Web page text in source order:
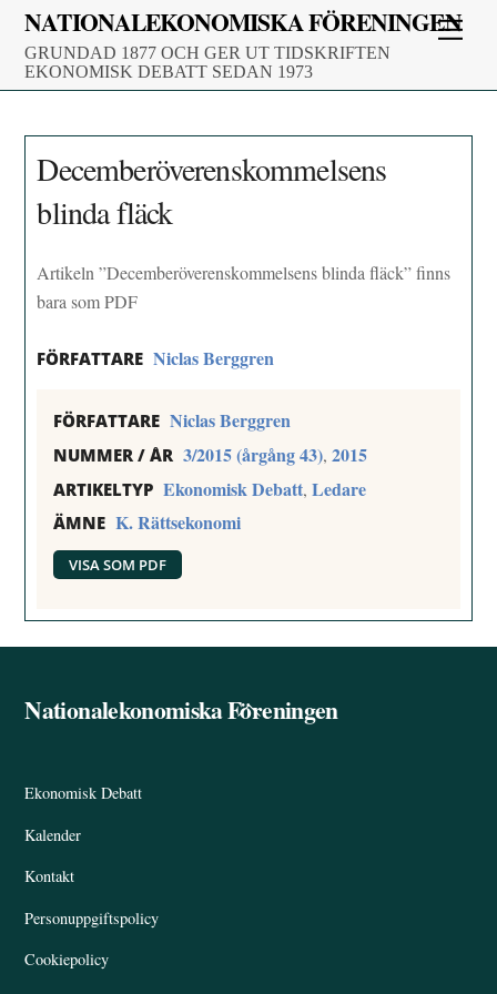
Skip
content
NATIONALEKONOMISKA FÖRENINGEN
GRUNDAD 1877 OCH GER UT TIDSKRIFTEN
EKONOMISK DEBATT SEDAN 1973
Decemberöverenskommelsens
blinda fläck
Artikeln ”Decemberöverenskommelsens blinda fläck” finns
bara som PDF
FÖRFATTARE Niclas Berggren
FÖRFATTARE Niclas Berggren
NUMMER / ÅR 3/2015 (årgång 43),2015
ARTIKELTYP Ekonomisk Debatt,Ledare
ÄMNE K. Rättsekonomi
VISA SOM PDF
Back
Nationalekonomiska Föreningen
Ekonomisk Debatt
Kalender
Kontakt
Personuppgiftspolicy
Cookiepolicy